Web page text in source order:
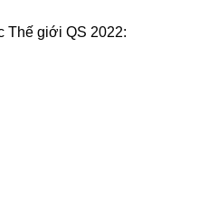
Thế giới QS 2022: